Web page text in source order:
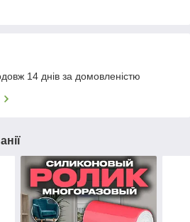
14 днів за домовленістю